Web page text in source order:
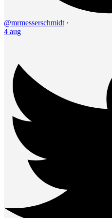
@mrmesserschmidt ·
4 aug